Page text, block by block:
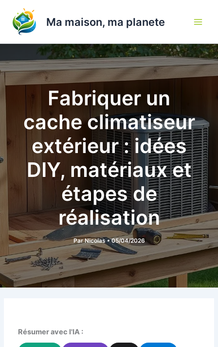
contenu
Ma maison, ma planete
Fabriquer un
cache climatiseur
extérieur : idées
DIY, matériaux et
étapes de
réalisation
ParNicolas•05/04/2026
Résumer avec l'IA :